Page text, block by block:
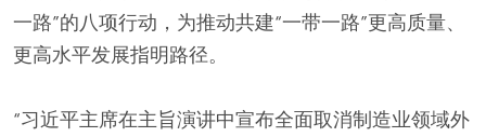
一路”的八项行动，为推动共建“一带一路”更高质量、
更高水平发展指明路径。
“习近平主席在主旨演讲中宣布全面取消制造业领域外